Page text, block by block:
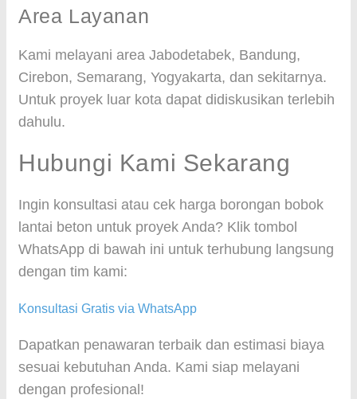
Area Layanan
Kami melayani area Jabodetabek, Bandung,
Cirebon, Semarang, Yogyakarta, dan sekitarnya.
Untuk proyek luar kota dapat didiskusikan terlebih
dahulu.
Hubungi Kami Sekarang
Ingin konsultasi atau cek harga borongan bobok
lantai beton untuk proyek Anda? Klik tombol
WhatsApp di bawah ini untuk terhubung langsung
dengan tim kami:
Konsultasi Gratis via WhatsApp
Dapatkan penawaran terbaik dan estimasi biaya
sesuai kebutuhan Anda. Kami siap melayani
dengan profesional!